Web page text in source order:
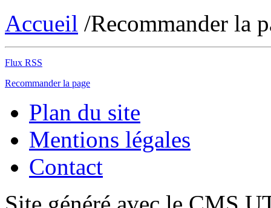
Accueil /Recommander la
Flux RSS
Recommander la page
Plan du site
Mentions légales
Contact